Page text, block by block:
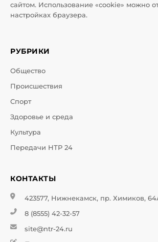
сайтом. Использование «cookie» можно
настройках браузера.
РУБРИКИ
Общество
Происшествия
Спорт
Здоровье и среда
Культура
Передачи НТР 24
КОНТАКТЫ
423577, Нижнекамск, пр. Химиков,
8 (8555) 42-32-57
site@ntr-24.ru